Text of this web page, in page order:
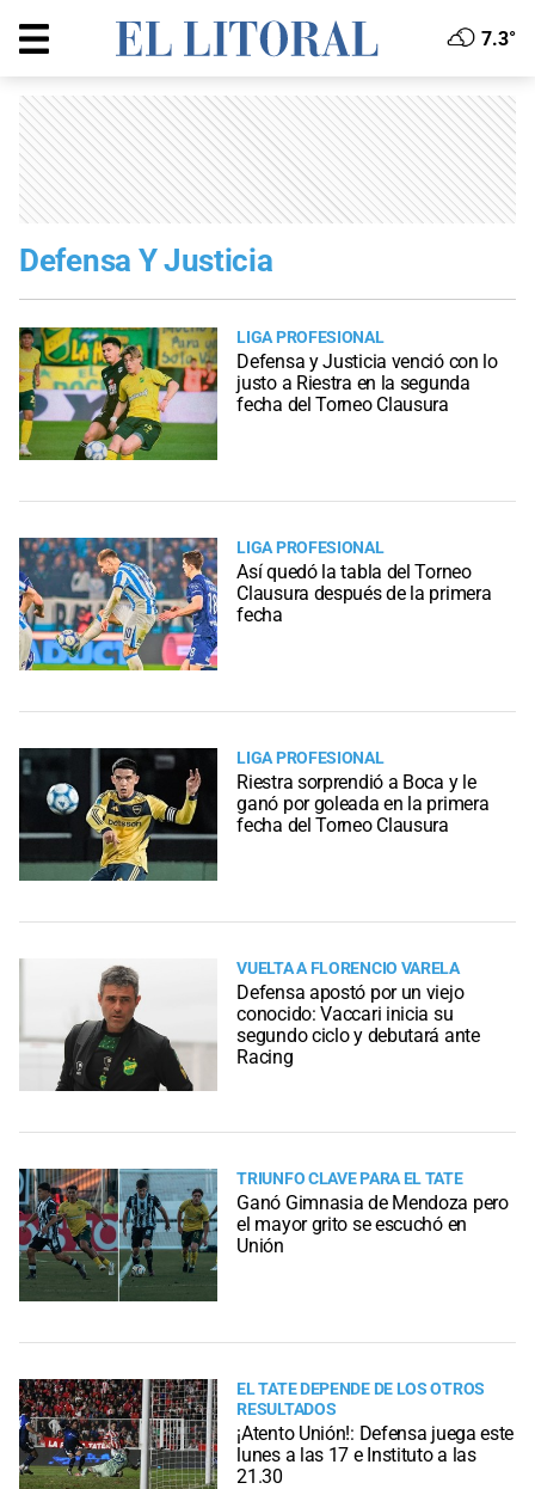
7.3°
Defensa Y Justicia
LIGA PROFESIONAL
Defensa y Justicia venció con lo
justo a Riestra en la segunda
fecha del Torneo Clausura
LIGA PROFESIONAL
Así quedó la tabla del Torneo
Clausura después de la primera
fecha
LIGA PROFESIONAL
Riestra sorprendió a Boca y le
ganó por goleada en la primera
fecha del Torneo Clausura
VUELTA A FLORENCIO VARELA
Defensa apostó por un viejo
conocido: Vaccari inicia su
segundo ciclo y debutará ante
Racing
TRIUNFO CLAVE PARA EL TATE
Ganó Gimnasia de Mendoza pero
el mayor grito se escuchó en
Unión
EL TATE DEPENDE DE LOS OTROS
RESULTADOS
¡Atento Unión!: Defensa juega este
lunes a las 17 e Instituto a las
21.30